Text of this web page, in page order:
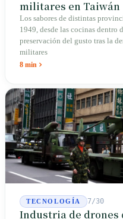
militares en Taiwán
Los sabores de distintas
1949, desde las cocinas dentro
preservación del gusto tras la
militares
8 min
TECNOLOGÍA 7/30
Industria de drones